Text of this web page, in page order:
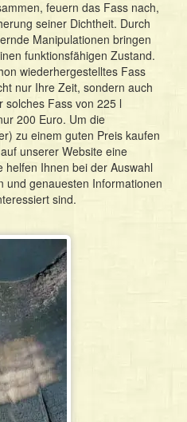
feuern das Fass nach,
seiner Dichtheit. Durch
Manipulationen bringen
funktionsfähigen Zustand.
wiederhergestelltes Fass
nur Ihre Zeit, sondern auch
solches Fass von 225 l
200 Euro. Um die
zu einem guten Preis kaufen
unserer Website eine
helfen Ihnen bei der Auswahl
und genauesten Informationen
sind.